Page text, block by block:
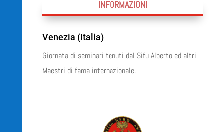
INFORMAZIONI
Venezia (Italia)
Giornata di seminari tenuti dal Sifu Alberto ed altri
Maestri di fama internazionale.